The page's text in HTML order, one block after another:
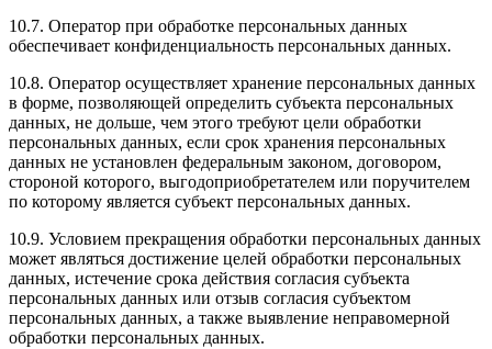
10.7. Оператор при обработке персональных данных
обеспечивает конфиденциальность персональных данных.
10.8. Оператор осуществляет хранение персональных данных
в форме, позволяющей определить субъекта персональных
данных, не дольше, чем этого требуют цели обработки
персональных данных, если срок хранения персональных
данных не установлен федеральным законом, договором,
стороной которого, выгодоприобретателем или поручителем
по которому является субъект персональных данных.
10.9. Условием прекращения обработки персональных данных
может являться достижение целей обработки персональных
данных, истечение срока действия согласия субъекта
персональных данных или отзыв согласия субъектом
персональных данных, а также выявление неправомерной
обработки персональных данных.